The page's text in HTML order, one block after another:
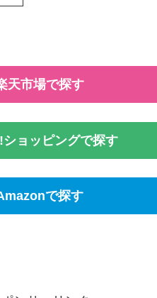
天市場で探す
ョッピングで探す
で探す